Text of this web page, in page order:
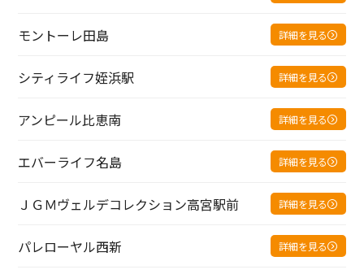
モントーレ田島 詳細を見る
シティライフ姪浜駅 詳細を見る
アンピール比恵南 詳細を見る
エバーライフ名島 詳細を見る
ＪＧＭヴェルデコレクション高宮駅前 詳細を見る
パレローヤル西新 詳細を見る